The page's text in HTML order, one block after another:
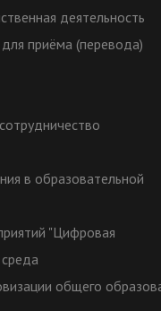
деятельность
приёма (перевода)
в образовательной
"Цифровая
общего